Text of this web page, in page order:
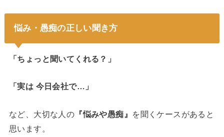
悩み・愚痴の正しい聞き方
「ちょっと聞いてくれる？」
「実は 今日会社で…」
など、大切な人の 『悩みや愚痴』
を聞くケースがあると
思います。